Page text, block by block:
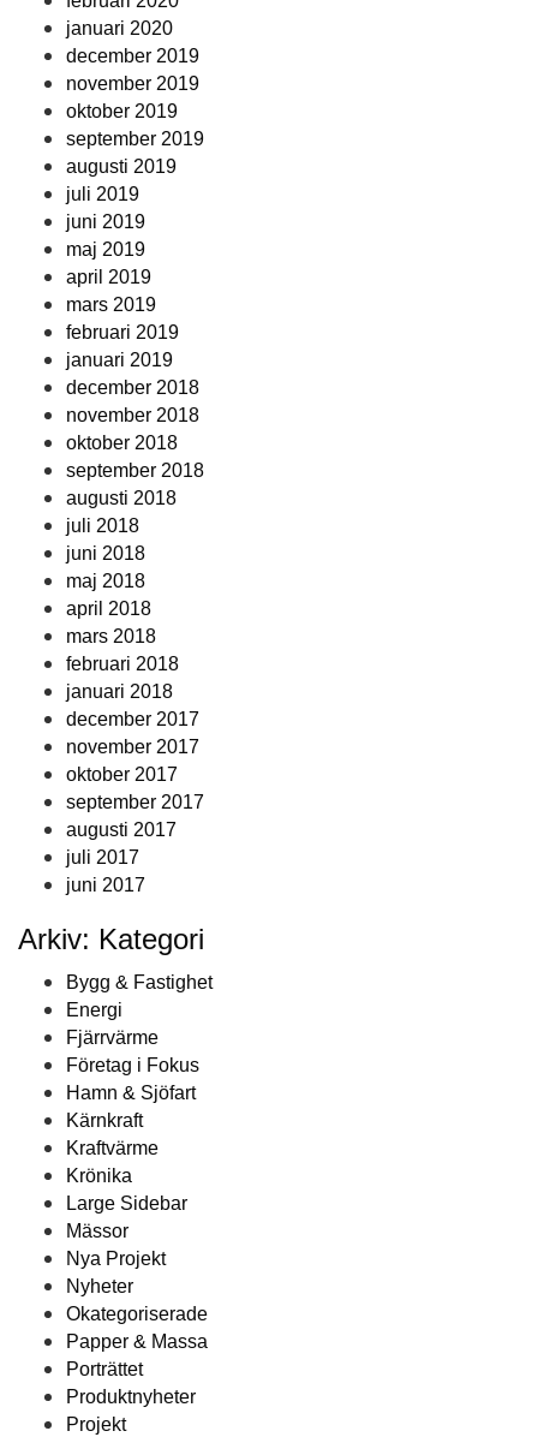
januari 2020
december 2019
november 2019
oktober 2019
september 2019
augusti 2019
juli 2019
juni 2019
maj 2019
april 2019
mars 2019
februari 2019
januari 2019
december 2018
november 2018
oktober 2018
september 2018
augusti 2018
juli 2018
juni 2018
maj 2018
april 2018
mars 2018
februari 2018
januari 2018
december 2017
november 2017
oktober 2017
september 2017
augusti 2017
juli 2017
juni 2017
Arkiv: Kategori
Bygg & Fastighet
Energi
Fjärrvärme
Företag i Fokus
Hamn & Sjöfart
Kärnkraft
Kraftvärme
Krönika
Large Sidebar
Mässor
Nya Projekt
Nyheter
Okategoriserade
Papper & Massa
Porträttet
Produktnyheter
Projekt